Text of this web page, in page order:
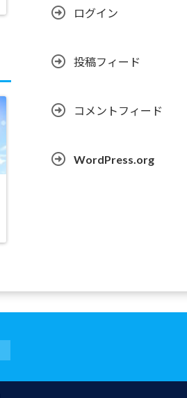
ログイン
投稿フィード
コメントフィード
WordPress.org